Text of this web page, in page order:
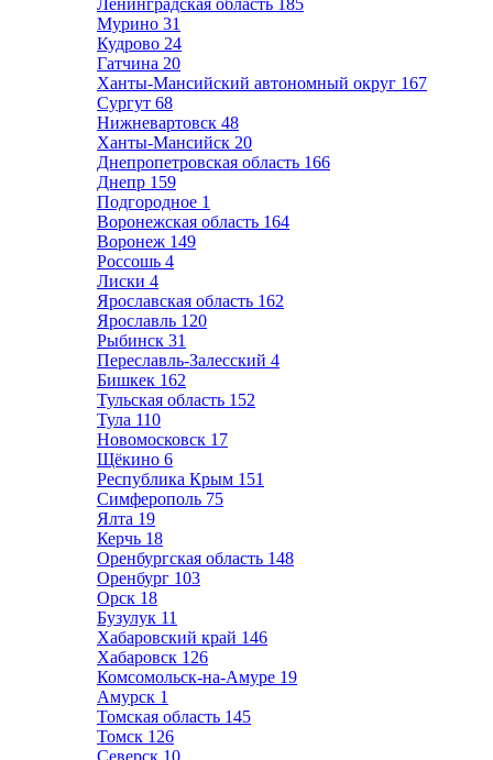
Ленинградская область 185
Мурино 31
Кудрово 24
Гатчина 20
Ханты-Мансийский автономный округ 167
Сургут 68
Нижневартовск 48
Ханты-Мансийск 20
Днепропетровская область 166
Днепр 159
Подгородное 1
Воронежская область 164
Воронеж 149
Россошь 4
Лиски 4
Ярославская область 162
Ярославль 120
Рыбинск 31
Переславль-Залесский 4
Бишкек 162
Тульская область 152
Тула 110
Новомосковск 17
Щёкино 6
Республика Крым 151
Симферополь 75
Ялта 19
Керчь 18
Оренбургская область 148
Оренбург 103
Орск 18
Бузулук 11
Хабаровский край 146
Хабаровск 126
Комсомольск-на-Амуре 19
Амурск 1
Томская область 145
Томск 126
Северск 10